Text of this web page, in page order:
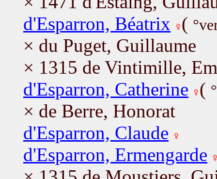
d'Esparron, Béatrix (
× du Puget, Guillaume
× 1315 de Vintimille,
d'Esparron, Catherine (
× de Berre, Honorat
d'Esparron, Claude
d'Esparron, Ermengarde